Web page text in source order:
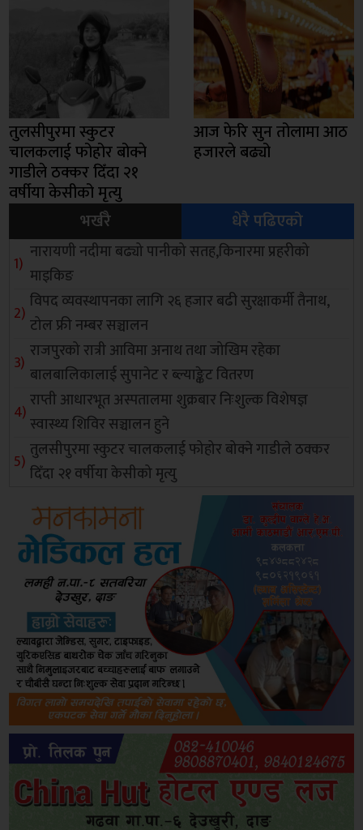
तुलसीपुरमा स्कुटर
चालकलाई फोहोर बोक्ने
गाडीले ठक्कर दिँदा २१
वर्षीया केसीको मृत्यु
आज फेरि सुन तोलामा आठ
हजारले बढ्यो
भर्खरै धेरै पढिएको
नारायणी नदीमा बढ्यो पानीको सतह,किनारमा प्रहरीको
माइकिङ
विपद व्यवस्थापनका लागि २६ हजार बढी सुरक्षाकर्मी तैनाथ,
टोल फ्री नम्बर सञ्चालन
राजपुरको रात्री आविमा अनाथ तथा जोखिम रहेका
बालबालिकालाई सुपानेट र ब्ल्याङ्केट वितरण
राप्ती आधारभूत अस्पतालमा शुक्रबार निःशुल्क विशेषज्ञ
स्वास्थ्य शिविर सञ्चालन हुने
तुलसीपुरमा स्कुटर चालकलाई फोहोर बोक्ने गाडीले ठक्कर
दिँदा २१ वर्षीया केसीको मृत्यु